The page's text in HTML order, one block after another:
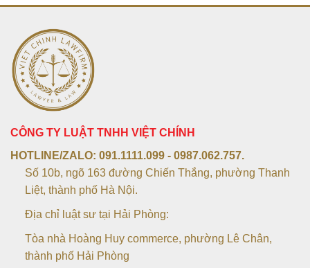
CÔNG TY LUẬT TNHH VIỆT CHÍNH
HOTLINE/ZALO: 091.1111.099 - 0987.062.757.
Số 10b, ngõ 163 đường Chiến Thắng, phường Thanh
Liệt, thành phố Hà Nội.
Địa chỉ luật sư tại Hải Phòng:
Tòa nhà Hoàng Huy commerce, phường Lê Chân,
thành phố Hải Phòng